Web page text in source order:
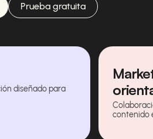
Prueba gratuita
diseñado para
contenido